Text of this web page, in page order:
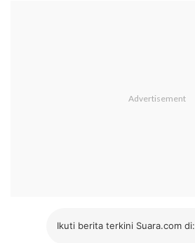
Ikuti berita terkini Suara.com di: